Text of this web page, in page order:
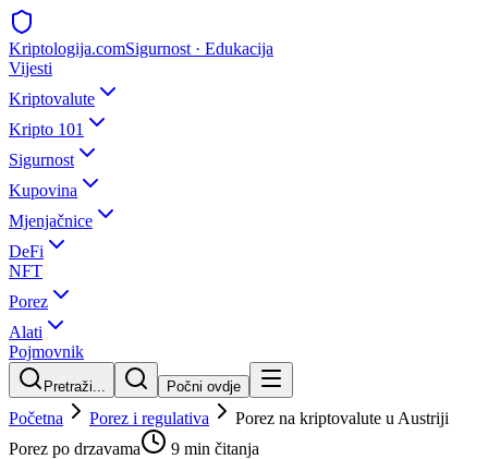
Kriptologija.comSigurnost · Edukacija
Vijesti
Kriptovalute
Kripto 101
Sigurnost
Kupovina
Mjenjačnice
DeFi
NFT
Porez
Alati
Pojmovnik
Pretraži... Počni ovdje
Početna Porez i regulativa
Porez na kriptovalute u Austriji
Porez po drzavama
9 min čitanja